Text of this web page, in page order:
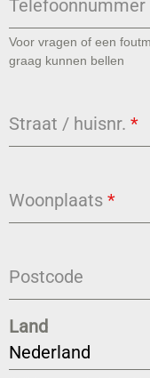
Telefoonnummer
Voor vragen of een
graag kunnen bellen
Straat / huisnr. *
Woonplaats *
Postcode
Land
Nederland